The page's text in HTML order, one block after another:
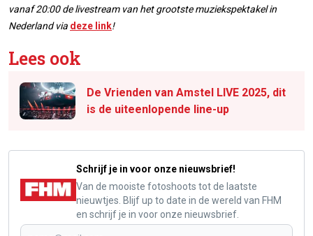
vanaf 20:00 de livestream van het grootste muziekspektakel in
Nederland via deze link!
Lees ook
De Vrienden van Amstel LIVE 2025, dit
is de uiteenlopende line-up
Schrijf je in voor onze nieuwsbrief!
Van de mooiste fotoshoots tot de laatste
nieuwtjes. Blijf up to date in de wereld van FHM
en schrijf je in voor onze nieuwsbrief.